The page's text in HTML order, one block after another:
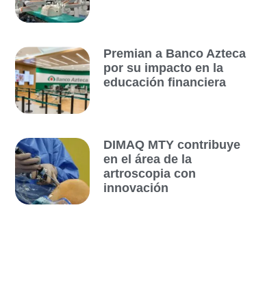
Premian a Banco Azteca
por su impacto en la
educación financiera
DIMAQ MTY contribuye
en el área de la
artroscopia con
innovación